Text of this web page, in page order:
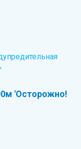
'Осторожно!